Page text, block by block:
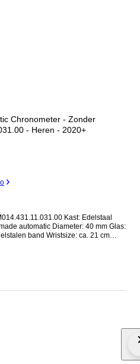
Chronometer - Zonder
- Heren - 2020+
Kast: Edelstaal
40 mm Glas:
(DHL-express).